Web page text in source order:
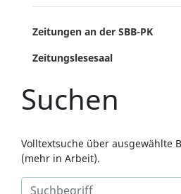
Zeitungen an der SBB-PK
Zeitungslesesaal
Suchen
Volltextsuche über ausgewählte
(mehr in Arbeit).